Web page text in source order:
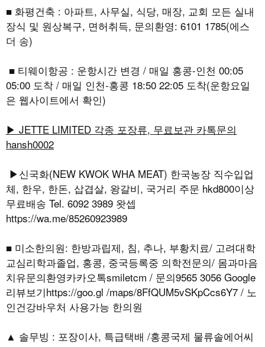
■ 화평건축 : 아파트, 사무실, 식당, 매장, 교회 모든 실내
장식 및 원상복구, 면허취득, 문의환영: 6101 1785(에스
더 송)
■ 티웨이항공 : 운항시간 변경 / 매일 홍콩-인천 00:05
05:00 도착 / 매일 인천-홍콩 18:50 22:05 도착(운항요일
은 웹사이트에서 확인)
▶ JETTE LIMITED 각종 포장류, 무료보관 카톡문의
hansh0002
▶신국화(NEW KWOK WHA MEAT) 한국농장 직수입업
체, 한우, 한돈, 삽겹살, 왕갈비, 국거리 주문 hkd800이상
무료배송 Tel. 6092 3989 왓셉
https://wa.me/85260923989
■ 미소한의원: 한방과립제, 침, 추나, 부황치료/ 고려대학
교심리학과졸업, 홍콩, 중국등록중 의학전문의/ 몸과마음
치유문의환영카카오톡smiletcm / 문의9565 3056 Google
리뷰보기https://goo.gl /maps/8FfQUM5vSKpCcs6Y7 / 노
인건강바우처 사용가능 한의원
▲ 솔무빙 : 포장이사, 특급택배 /홍콩국제 물류솔에어씨